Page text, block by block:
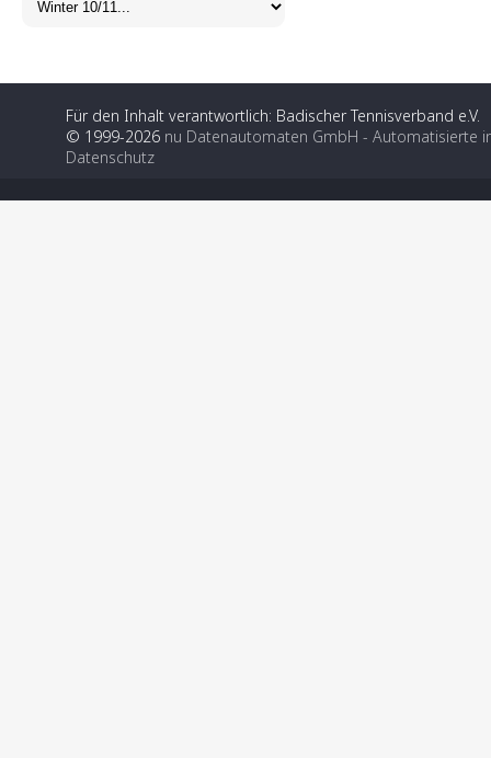
Für den Inhalt verantwortlich: Badischer Tennisverband e.V.
© 1999-2026 nu Datenautomaten GmbH - Automatisierte
Datenschutz